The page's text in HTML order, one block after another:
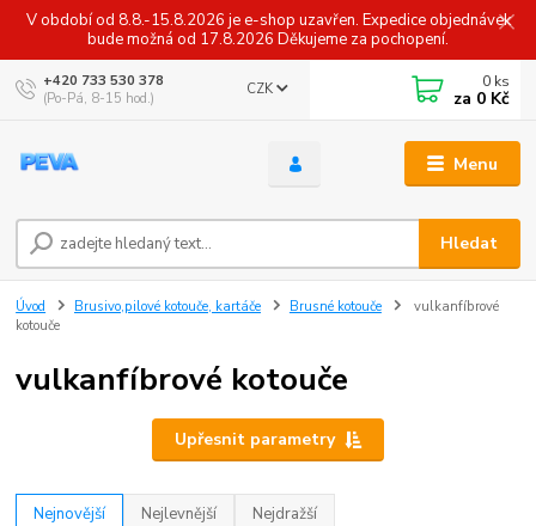
V období od 8.8.-15.8.2026 je e-shop uzavřen. Expedice objednávek
bude možná od 17.8.2026 Děkujeme za pochopení.
Menu
CZK
Hledat
+420 733 530 378
(Po-Pá, 8-15 hod.)
0 ks
za 0 Kč
Úvod Brusivo,pilové kotouče, kartáče Brusné kotouče
vulkanfíbrové
kotouče
vulkanfíbrové kotouče
Upřesnit parametry
Nejnovější Nejlevnější Nejdražší